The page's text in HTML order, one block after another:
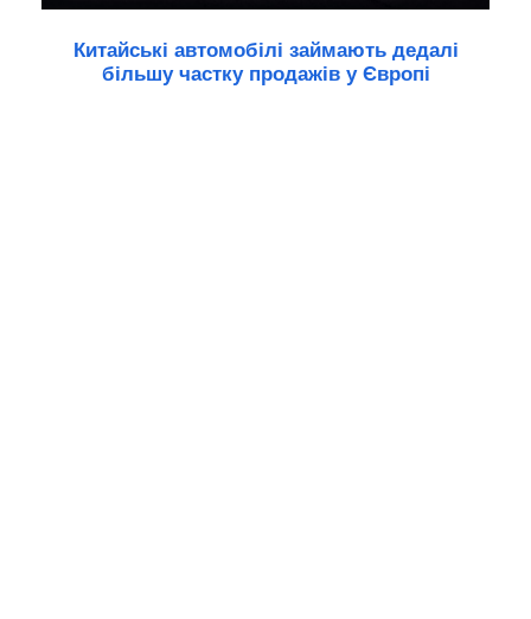
Китайські автомобілі займають дедалі
більшу частку продажів у Європі